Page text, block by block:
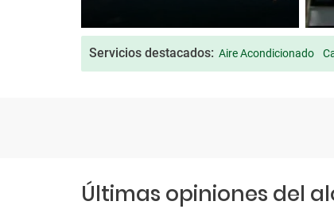
Servicios destacados: Aire Acondicionado
Últimas opiniones del